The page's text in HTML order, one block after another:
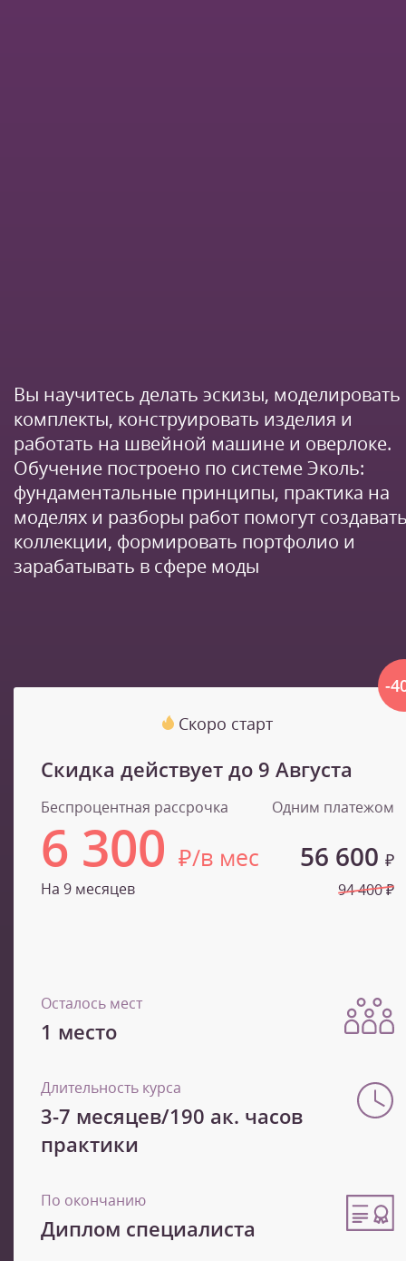
Вы научитесь делать эскизы, моделировать
комплекты, конструировать изделия и
работать на швейной машине и оверлоке.
Обучение построено по системе Эколь:
фундаментальные принципы, практика на
моделях и разборы работ помогут
коллекции, формировать портфолио и
зарабатывать в сфере моды
-
Скоро старт
Скидка действует до 9 Августа
Беспроцентная рассрочка
6 300 ₽/в мес
На 9 месяцев
Одним платежом
56 600 ₽
94 400 ₽
Осталось мест
1 место
Длительность курса
3-7 месяцев/190 ак. часов
практики
По окончанию
Диплом специалиста